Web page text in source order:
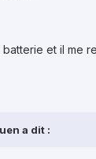
batterie et il me
a dit :